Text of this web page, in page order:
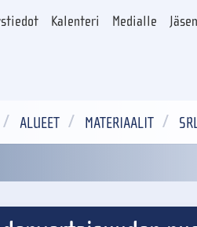
Kalenteri Medialle
ALUEET MATERIAALIT